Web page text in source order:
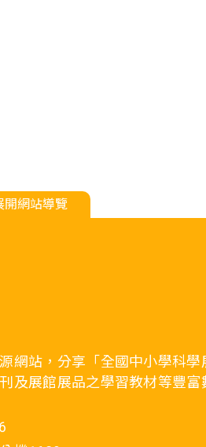
開網站導覽
網站，分享「全國中小學科
及展館展品之學習教材等豐富